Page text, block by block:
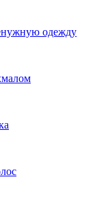
одежду